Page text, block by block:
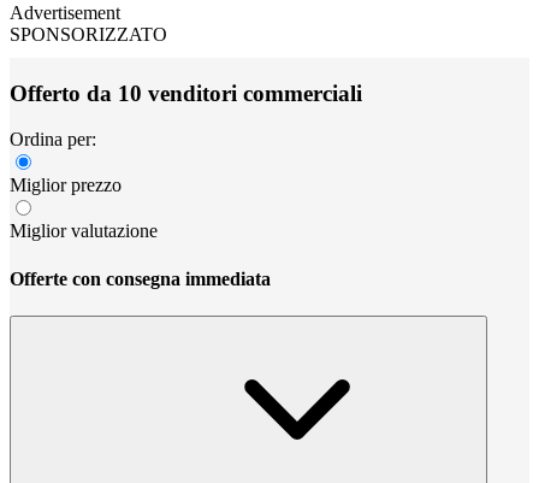
Advertisement
SPONSORIZZATO
Offerto da 10 venditori commerciali
Ordina per:
Miglior prezzo
Miglior valutazione
Offerte con consegna immediata